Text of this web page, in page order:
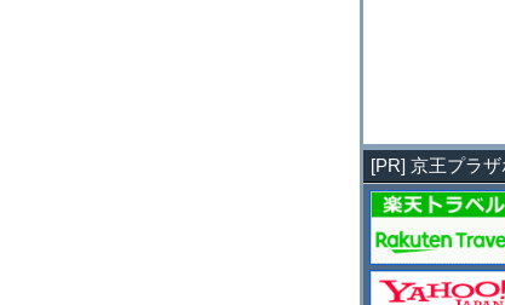
[PR] 京王プラ